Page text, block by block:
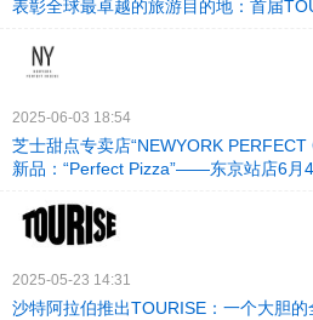
表彰全球最卓越的旅游目的地：首届
2025-06-03 18:54
芝士甜点专卖店“NEWYORK
新品：“Perfect Pizza”——东京站店6月
2025-05-23 14:31
沙特阿拉伯推出TOURISE：一个大胆